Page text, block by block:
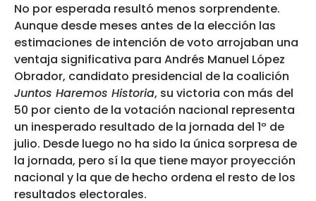
No por esperada resultó menos sorprendente.
Aunque desde meses antes de la elección las
estimaciones de intención de voto arrojaban una
ventaja significativa para Andrés Manuel López
Obrador, candidato presidencial de la coalición
Juntos Haremos Historia, su victoria con más del
50 por ciento de la votación nacional representa
un inesperado resultado de la jornada del 1º de
julio. Desde luego no ha sido la única sorpresa de
la jornada, pero sí la que tiene mayor proyección
nacional y la que de hecho ordena el resto de los
resultados electorales.